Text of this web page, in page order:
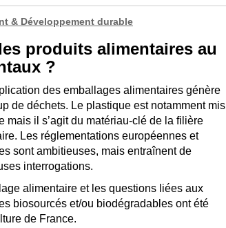
& Développement durable
produits alimentaires au
?
des emballages alimentaires génère
de déchets. Le plastique est notamment mis
mais il s’agit du matériau-clé de la filière
Les réglementations européennes et
sont ambitieuses, mais entraînent de
interrogations.
alimentaire et les questions liées aux
biosourcés et/ou biodégradables ont été
de France.